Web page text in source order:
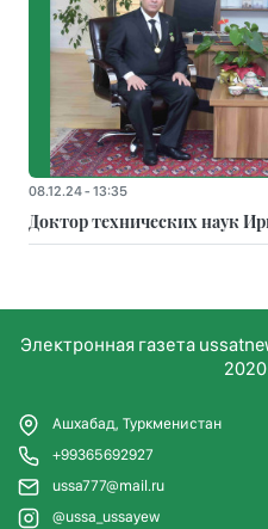
08.12.24 - 13:35
Доктор технических наук
Электронная газета
Ашхабад, Туркменистан
+99365692927
ussa777@mail.ru
@ussa_ussayew